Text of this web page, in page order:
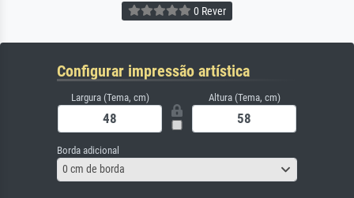
0 Rever
Configurar impressão artística
Largura (Tema, cm) Altura (Tema, cm)
Borda adicional
0 cm de borda